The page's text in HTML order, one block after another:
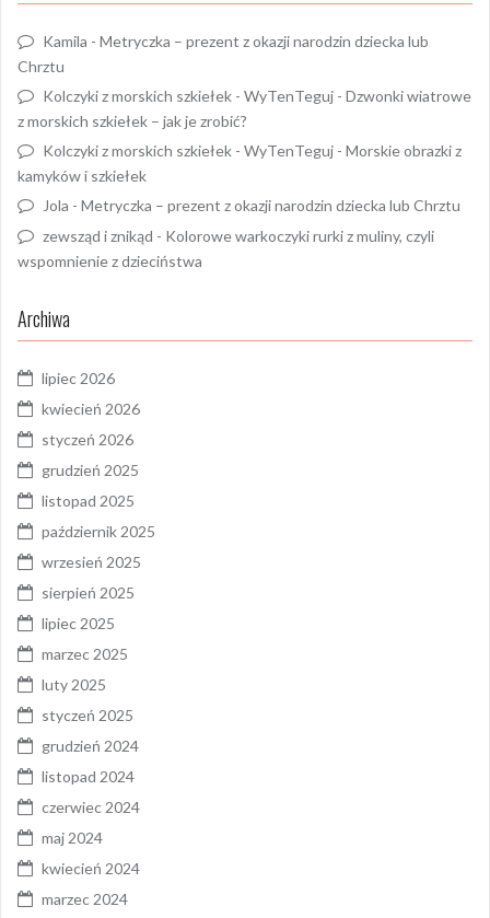
Kamila - Metryczka – prezent z okazji narodzin dziecka lub
Chrztu
Kolczyki z morskich szkiełek - WyTenTeguj - Dzwonki wiatrowe
z morskich szkiełek – jak je zrobić?
Kolczyki z morskich szkiełek - WyTenTeguj - Morskie obrazki z
kamyków i szkiełek
Jola - Metryczka – prezent z okazji narodzin dziecka lub Chrztu
zewsząd i znikąd - Kolorowe warkoczyki rurki z muliny, czyli
wspomnienie z dzieciństwa
Archiwa
lipiec 2026
kwiecień 2026
styczeń 2026
grudzień 2025
listopad 2025
październik 2025
wrzesień 2025
sierpień 2025
lipiec 2025
marzec 2025
luty 2025
styczeń 2025
grudzień 2024
listopad 2024
czerwiec 2024
maj 2024
kwiecień 2024
marzec 2024